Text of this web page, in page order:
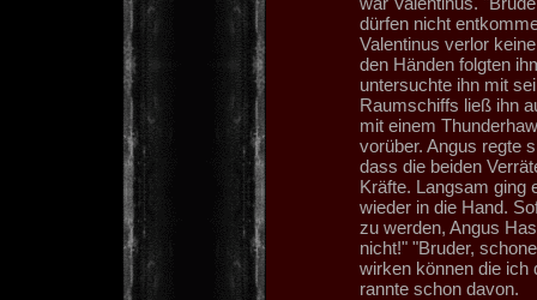
dürfen nicht
Valentinus verlor
den Händen folgten
untersuchte ihn mit
Raumschiffs ließ ihn
mit einem
vorüber. Angus regte
dass die beiden
Kräfte. Langsam ging
wieder in die Hand.
zu werden, Angus
nicht!" "Bruder,
wirken können die ich
rannte schon davon.